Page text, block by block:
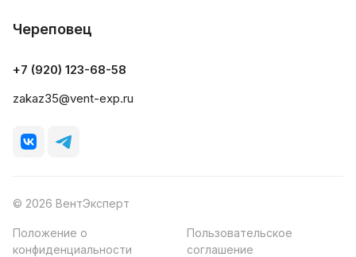
Череповец
+7 (920) 123-68-58
zakaz35@vent-exp.ru
© 2026 ВентЭксперт
Положение о
конфиденциальности
Пользовательское
соглашение